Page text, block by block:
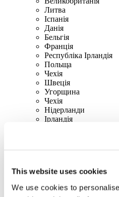
This website uses cookies
We use cookies to
Литва
Іспанія
Данія
Бельгія
Франція
Республіка Ірландія
Польща
Чехія
Швецiя
Угорщина
Чехія
Нідерланди
Iрландія
Канада
США